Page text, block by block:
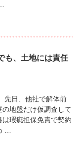
も、土地には責任
先日、他社で解体前
地盤だけ仮調査して
瑕疵担保免責で契約
…